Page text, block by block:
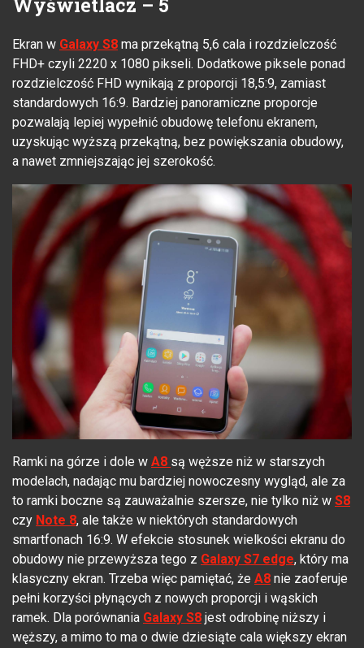
Wyświetlacz – 5
Ekran w Galaxy S8 ma przekątną 5,6 cala i rozdzielczość
FHD+ czyli 2220 x 1080 pikseli. Dodatkowe piksele ponad
rozdzielczość FHD wynikają z proporcji 18,5:9, zamiast
standardowych 16:9. Bardziej panoramiczne proporcje
pozwalają lepiej wypełnić obudowę telefonu ekranem,
uzyskując wyższą przekątną, bez powiększania obudowy,
a nawet zmniejszając jej szerokość.
Ramki na górze i dole w A8 są węższe niż w starszych
modelach, nadając mu bardziej nowoczesny wygląd, ale za
to ramki boczne są zauważalnie szersze, nie tylko niż w S8
czy Note 8, ale także w niektórych standardowych
smartfonach 16:9. W efekcie stosunek wielkości ekranu do
obudowy nie przewyższa tego z Galaxy S7 edge, który ma
klasyczny ekran. Trzeba więc pamiętać, że A8 nie zaoferuje
pełni korzyści płynących z nowych proporcji i wąskich
ramek. Dla porównania Galaxy S8 jest odrobinę niższy i
węższy, a mimo to ma o dwie dziesiąte cala większy ekran